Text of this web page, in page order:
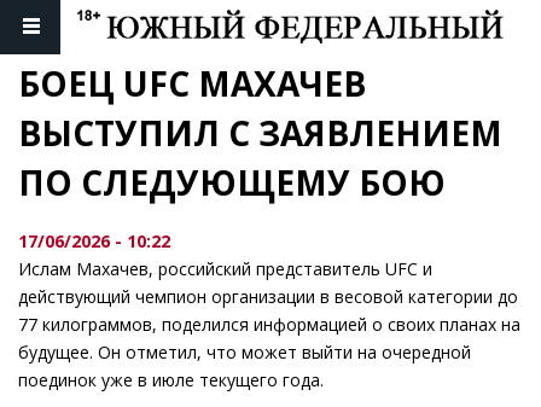
БОЕЦ UFC МАХАЧЕВ
ВЫСТУПИЛ С ЗАЯВЛЕНИЕМ
ПО СЛЕДУЮЩЕМУ БОЮ
17/06/2026 - 10:22
Ислам Махачев, российский представитель UFC и
действующий чемпион организации в весовой категории до
77 килограммов, поделился информацией о своих планах на
будущее. Он отметил, что может выйти на очередной
поединок уже в июле текущего года.